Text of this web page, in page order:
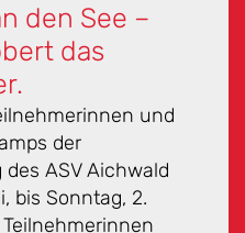
den See –
das
und
der
ASV Aichwald
bis Sonntag, 2.